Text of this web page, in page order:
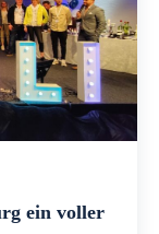
ein voller